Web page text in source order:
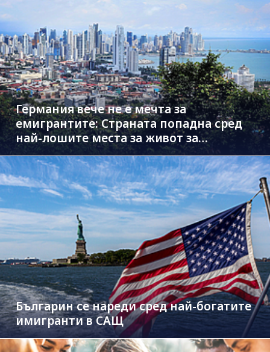
Германия вече не е мечта за
емигрантите: Страната попадна сред
най-лошите места за живот за
чужденци
Българин се нареди сред най-богатите
имигранти в САЩ